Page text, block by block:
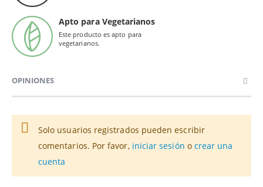
Apto para Vegetarianos
Este producto es apto para
vegetarianos.
OPINIONES
Solo usuarios registrados pueden escribir
comentarios. Por favor, iniciar sesión o crear una
cuenta